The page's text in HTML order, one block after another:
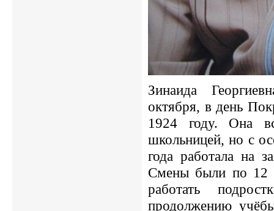
Зинаида
октября, в день
1924 году. Она
школьницей, но с
года работала на
Смены были по 12
работать
продолжению